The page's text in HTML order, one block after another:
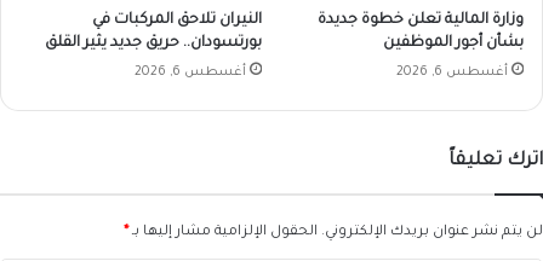
وزارة المالية تعلن خطوة جديدة
بشأن أجور الموظفين
أغسطس 6, 2026
النيران تلاحق المركبات في
بورتسودان.. حريق جديد يثير القلق
أغسطس 6, 2026
اترك تعليقاً
لن يتم نشر عنوان بريدك الإلكتروني. الحقول الإلزامية مشار إليها بـ*